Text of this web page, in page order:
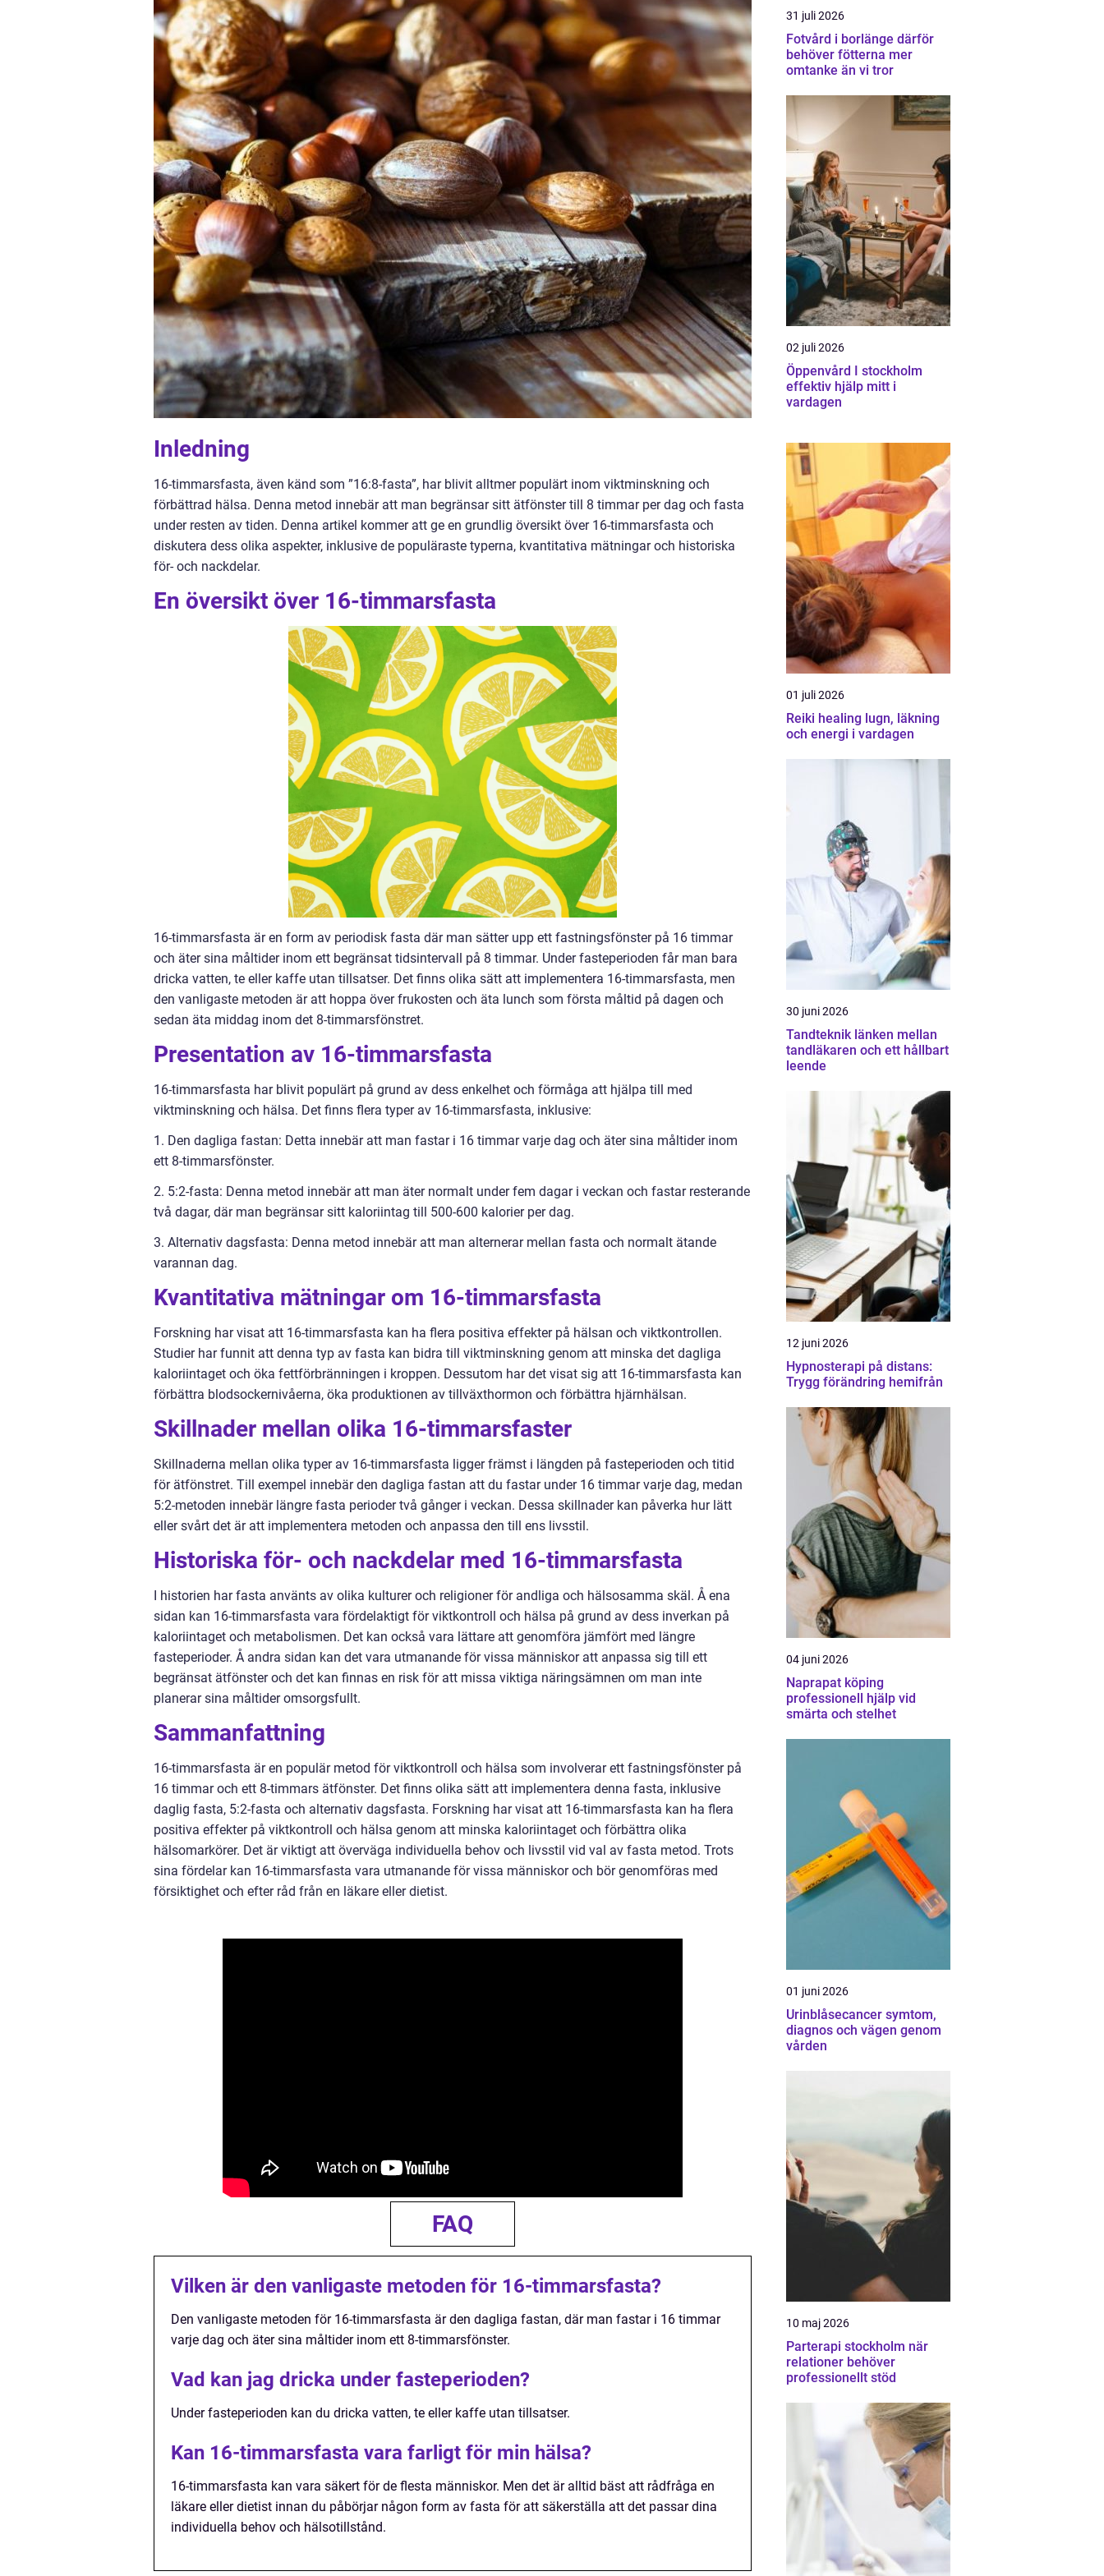
Inledning
16-timmarsfasta, även känd som ”16:8-fasta”, har blivit alltmer populärt inom viktminskning och
förbättrad hälsa. Denna metod innebär att man begränsar sitt ätfönster till 8 timmar per dag och fasta
under resten av tiden. Denna artikel kommer att ge en grundlig översikt över 16-timmarsfasta och
diskutera dess olika aspekter, inklusive de populäraste typerna, kvantitativa mätningar och historiska
för- och nackdelar.
En översikt över 16-timmarsfasta
16-timmarsfasta är en form av periodisk fasta där man sätter upp ett fastningsfönster på 16 timmar
och äter sina måltider inom ett begränsat tidsintervall på 8 timmar. Under fasteperioden får man bara
dricka vatten, te eller kaffe utan tillsatser. Det finns olika sätt att implementera 16-timmarsfasta, men
den vanligaste metoden är att hoppa över frukosten och äta lunch som första måltid på dagen och
sedan äta middag inom det 8-timmarsfönstret.
Presentation av 16-timmarsfasta
16-timmarsfasta har blivit populärt på grund av dess enkelhet och förmåga att hjälpa till med
viktminskning och hälsa. Det finns flera typer av 16-timmarsfasta, inklusive:
1. Den dagliga fastan: Detta innebär att man fastar i 16 timmar varje dag och äter sina måltider inom
ett 8-timmarsfönster.
2. 5:2-fasta: Denna metod innebär att man äter normalt under fem dagar i veckan och fastar resterande
två dagar, där man begränsar sitt kaloriintag till 500-600 kalorier per dag.
3. Alternativ dagsfasta: Denna metod innebär att man alternerar mellan fasta och normalt ätande
varannan dag.
Kvantitativa mätningar om 16-timmarsfasta
Forskning har visat att 16-timmarsfasta kan ha flera positiva effekter på hälsan och viktkontrollen.
Studier har funnit att denna typ av fasta kan bidra till viktminskning genom att minska det dagliga
kaloriintaget och öka fettförbränningen i kroppen. Dessutom har det visat sig att 16-timmarsfasta kan
förbättra blodsockernivåerna, öka produktionen av tillväxthormon och förbättra hjärnhälsan.
Skillnader mellan olika 16-timmarsfaster
Skillnaderna mellan olika typer av 16-timmarsfasta ligger främst i längden på fasteperioden och titid
för ätfönstret. Till exempel innebär den dagliga fastan att du fastar under 16 timmar varje dag, medan
5:2-metoden innebär längre fasta perioder två gånger i veckan. Dessa skillnader kan påverka hur lätt
eller svårt det är att implementera metoden och anpassa den till ens livsstil.
Historiska för- och nackdelar med 16-timmarsfasta
I historien har fasta använts av olika kulturer och religioner för andliga och hälsosamma skäl. Å ena
sidan kan 16-timmarsfasta vara fördelaktigt för viktkontroll och hälsa på grund av dess inverkan på
kaloriintaget och metabolismen. Det kan också vara lättare att genomföra jämfört med längre
fasteperioder. Å andra sidan kan det vara utmanande för vissa människor att anpassa sig till ett
begränsat ätfönster och det kan finnas en risk för att missa viktiga näringsämnen om man inte
planerar sina måltider omsorgsfullt.
Sammanfattning
16-timmarsfasta är en populär metod för viktkontroll och hälsa som involverar ett fastningsfönster på
16 timmar och ett 8-timmars ätfönster. Det finns olika sätt att implementera denna fasta, inklusive
daglig fasta, 5:2-fasta och alternativ dagsfasta. Forskning har visat att 16-timmarsfasta kan ha flera
positiva effekter på viktkontroll och hälsa genom att minska kaloriintaget och förbättra olika
hälsomarkörer. Det är viktigt att överväga individuella behov och livsstil vid val av fasta metod. Trots
sina fördelar kan 16-timmarsfasta vara utmanande för vissa människor och bör genomföras med
försiktighet och efter råd från en läkare eller dietist.
FAQ
Vilken är den vanligaste metoden för 16-timmarsfasta?
Den vanligaste metoden för 16-timmarsfasta är den dagliga fastan, där man fastar i 16 timmar
varje dag och äter sina måltider inom ett 8-timmarsfönster.
Vad kan jag dricka under fasteperioden?
Under fasteperioden kan du dricka vatten, te eller kaffe utan tillsatser.
Kan 16-timmarsfasta vara farligt för min hälsa?
16-timmarsfasta kan vara säkert för de flesta människor. Men det är alltid bäst att rådfråga en
läkare eller dietist innan du påbörjar någon form av fasta för att säkerställa att det passar dina
individuella behov och hälsotillstånd.
31 juli 2026
Fotvård i borlänge därför
behöver fötterna mer
omtanke än vi tror
02 juli 2026
Öppenvård I stockholm
effektiv hjälp mitt i
vardagen
01 juli 2026
Reiki healing lugn, läkning
och energi i vardagen
30 juni 2026
Tandteknik länken mellan
tandläkaren och ett hållbart
leende
12 juni 2026
Hypnosterapi på distans:
Trygg förändring hemifrån
04 juni 2026
Naprapat köping
professionell hjälp vid
smärta och stelhet
01 juni 2026
Urinblåsecancer symtom,
diagnos och vägen genom
vården
10 maj 2026
Parterapi stockholm när
relationer behöver
professionellt stöd